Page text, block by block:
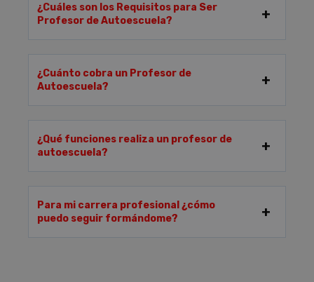
¿Cuáles son los Requisitos para Ser
Profesor de Autoescuela?
¿Cuánto cobra un Profesor de
Autoescuela?
¿Qué funciones realiza un profesor de
autoescuela?
Para mi carrera profesional ¿cómo
puedo seguir formándome?